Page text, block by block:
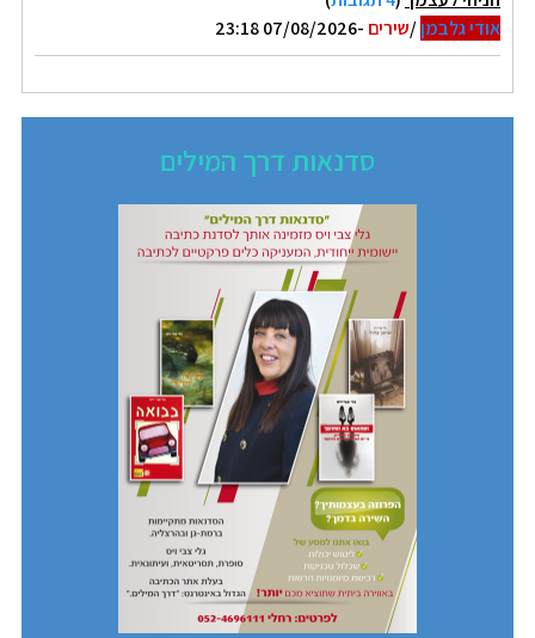
אודי גלבמן/שירים -07/08/2026 23:18
סדנאות דרך המילים